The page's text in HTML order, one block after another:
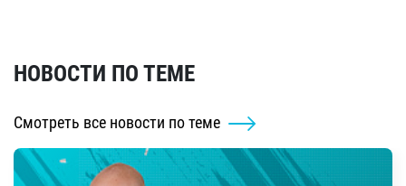
НОВОСТИ ПО ТЕМЕ
Смотреть все новости по теме